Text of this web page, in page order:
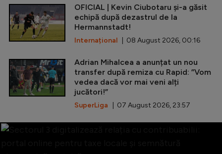
OFICIAL | Kevin Ciubotaru și-a găsit
echipă după dezastrul de la
Hermannstadt!
Internațional | 08 August 2026, 00:16
Adrian Mihalcea a anunțat un nou
transfer după remiza cu Rapid: ”Vom
vedea dacă vor mai veni alți
jucători!”
SuperLiga | 07 August 2026, 23:57